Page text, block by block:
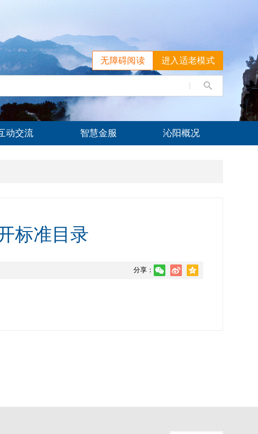
进入适老模式
无障碍阅读
动交流 智慧金服 沁阳概况
标准目录
分享：